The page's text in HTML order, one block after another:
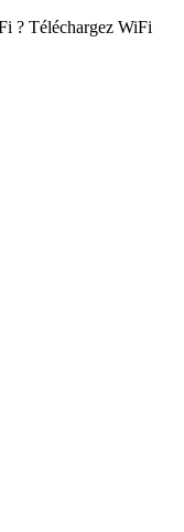
? Téléchargez WiFi